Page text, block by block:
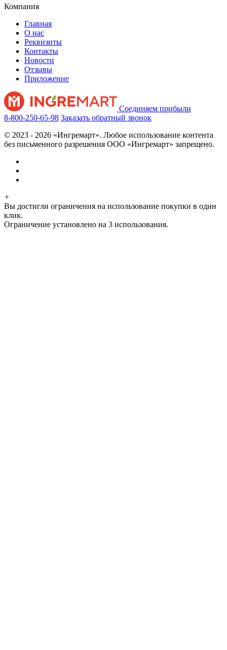
Компания
Главная
О нас
Реквизиты
Контакты
Новости
Отзывы
Приложение
Соединяем прибыли
8-800-250-65-98 Заказать обратный звонок
© 2023 - 2026 «Ингремарт». Любое использование контента
без письменного разрешения ООО «Ингремарт» запрещено.
+
Вы достигли ограничения на использование покупки в один
клик.
Ограничение установлено на 3 использования.